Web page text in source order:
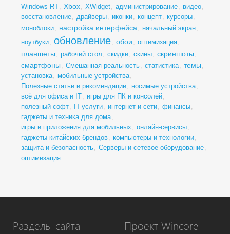
Windows RT, Xbox, XWidget, администрирование, видео,
восстановление, драйверы, иконки, концепт, курсоры,
моноблоки, настройка интерфейса, начальный экран,
ноутбуки, обновление, обои , оптимизация,
планшеты , рабочий стол , скидки, скины, скриншоты ,
смартфоны , Смешанная реальность, статистика, темы ,
установка, мобильные устройства,
Полезные статьи и рекомендации, носимые устройства,
всё для офиса и IT, игры для ПК и консолей,
полезный софт, IT-услуги, интернет и сети, финансы,
гаджеты и техника для дома,
игры и приложения для мобильных , онлайн-сервисы,
гаджеты китайских брендов, компьютеры и технологии,
защита и безопасность, Серверы и сетевое оборудование,
оптимизация
Разделы сайта Проект Wincore